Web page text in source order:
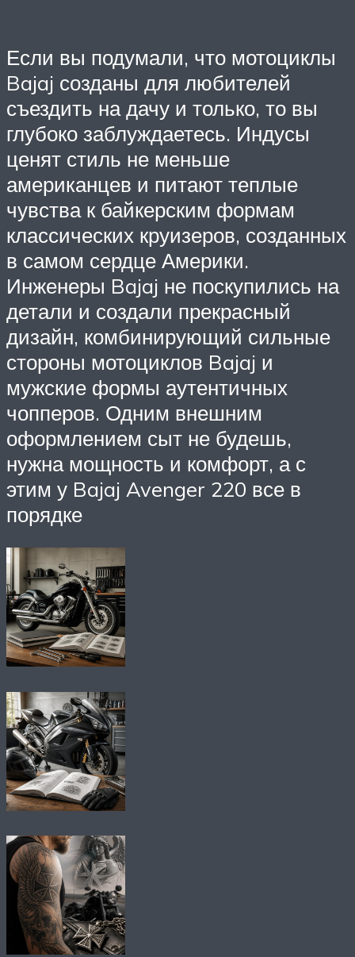
Если вы подумали, что мотоциклы
Bajaj созданы для любителей
съездить на дачу и только, то вы
глубоко заблуждаетесь. Индусы
ценят стиль не меньше
американцев и питают теплые
чувства к байкерским формам
классических круизеров, созданных
в самом сердце Америки.
Инженеры Bajaj не поскупились на
детали и создали прекрасный
дизайн, комбинирующий сильные
стороны мотоциклов Bajaj и
мужские формы аутентичных
чопперов. Одним внешним
оформлением сыт не будешь,
нужна мощность и комфорт, а с
этим у Bajaj Avenger 220 все в
порядке